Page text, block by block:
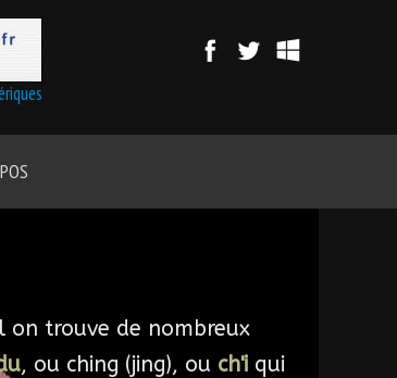
on trouve de nombreux
, ou ching (jing), ou ch'i qui